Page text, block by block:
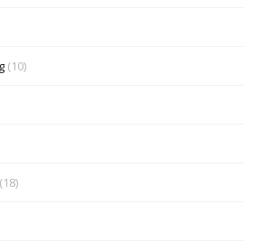
(10)
(18)